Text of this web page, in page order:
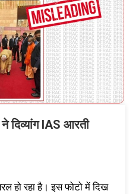
दिव्यांग IAS आरती
हो रहा है। इस फोटो में दिख